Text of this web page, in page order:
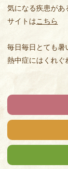
気になる疾患があ
サイトはこちら
毎日毎日とても暑
熱中症にはくれぐ